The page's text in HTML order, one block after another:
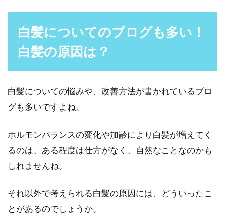
前髪を増やすカットで薄毛をカバ
ー？！薄毛に合うヘアカット
男性が年齢を重ねてくると、だんだん髪の毛の
髪の毛のケアは、特に女性の方達にとって、
白髪についてのブログも多い！
白髪の原因は？
白髪についての悩みや、改善方法が書かれているブロ
グも多いですよね。
ホルモンバランスの変化や加齢により白髪が増えてく
るのは、ある程度は仕方がなく、自然なことなのかも
しれませんね。
それ以外で考えられる白髪の原因には、どういったこ
とがあるのでしょうか。